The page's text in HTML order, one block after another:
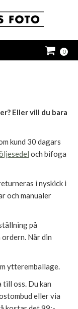
0
Eller vill du bara
kund 30 dagars
och bifoga
i nyskick i
och manualer
på
När din
ytteremballage.
oss. Du kan
eller via